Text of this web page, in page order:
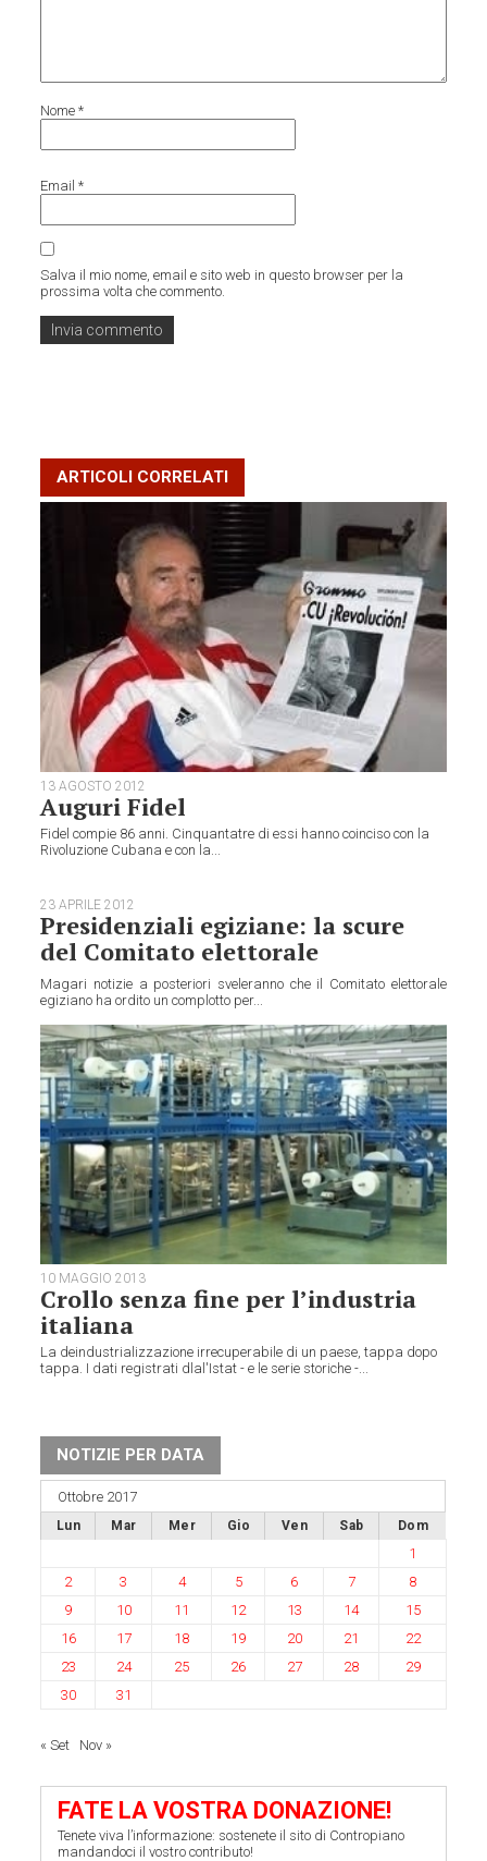
Nome*
Email*
Salva il mio nome, email e sito web in questo browser per la
prossima volta che commento.
ARTICOLI CORRELATI
13 AGOSTO 2012
Auguri Fidel
Fidel compie 86 anni. Cinquantatre di essi hanno coinciso con la
Rivoluzione Cubana e con la...
23 APRILE 2012
Presidenziali egiziane: la scure
del Comitato elettorale
Magari notizie a posteriori sveleranno che il Comitato elettorale
egiziano ha ordito un complotto per...
10 MAGGIO 2013
Crollo senza fine per l’industria
italiana
La deindustrializzazione irrecuperabile di un paese, tappa dopo
tappa. I dati registrati dlal'Istat - e le serie storiche -...
NOTIZIE PER DATA
Ottobre 2017
Lun Mar Mer Gio Ven Sab Dom
1
2
3 4 5 6 7
8
9
10 11 12 13 14
15
16
17 18 19 20 21
22
23
24 25 26 27 28
29
30
31
« Set Nov »
FATE LA VOSTRA DONAZIONE!
Tenete viva l’informazione: sostenete il sito di Contropiano
mandandoci il vostro contributo!